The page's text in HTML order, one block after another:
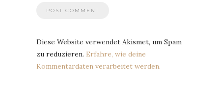
Diese Website verwendet Akismet, um Spam
zu reduzieren. Erfahre, wie deine
Kommentardaten verarbeitet werden.